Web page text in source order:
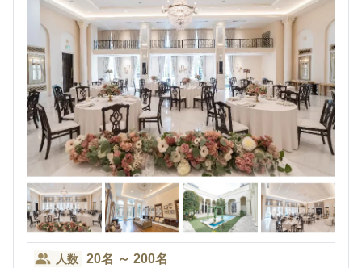
人数 20名 ～ 200名